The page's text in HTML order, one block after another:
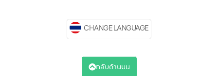
CHANGE LANGUAGE
กลับด้านบน